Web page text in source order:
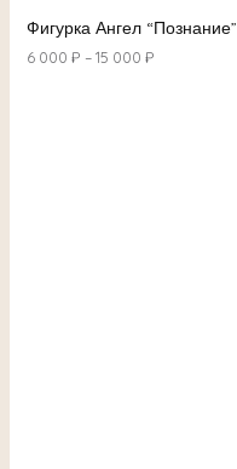
Фигурка Ангел “Познание”
6 000 ₽ –15 000 ₽